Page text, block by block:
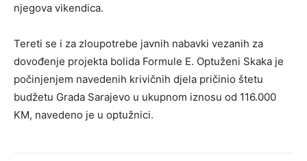
njegova vikendica.
Tereti se i za zloupotrebe javnih nabavki vezanih za
dovođenje projekta bolida Formule E. Optuženi Skaka je
počinjenjem navedenih krivičnih djela pričinio štetu
budžetu Grada Sarajevo u ukupnom iznosu od 116.000
KM, navedeno je u optužnici.